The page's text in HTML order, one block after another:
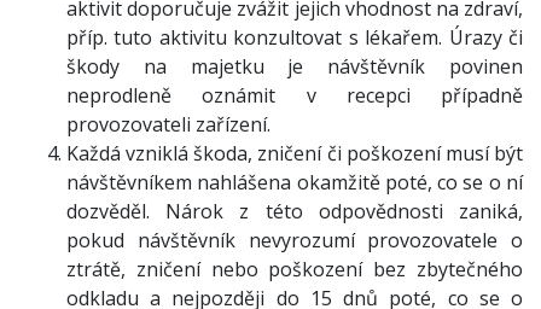
aktivit doporučuje zvážit jejich vhodnost na zdraví,
příp. tuto aktivitu konzultovat s lékařem. Úrazy či
škody na majetku je návštěvník povinen
neprodleně oznámit v recepci případně
provozovateli zařízení.
Každá vzniklá škoda, zničení či poškození musí být
návštěvníkem nahlášena okamžitě poté, co se o ní
dozvěděl. Nárok z této odpovědnosti zaniká,
pokud návštěvník nevyrozumí provozovatele o
ztrátě, zničení nebo poškození bez zbytečného
odkladu a nejpozději do 15 dnů poté, co se o